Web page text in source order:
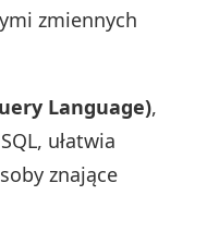
zmiennych
Language),
ułatwia
znające